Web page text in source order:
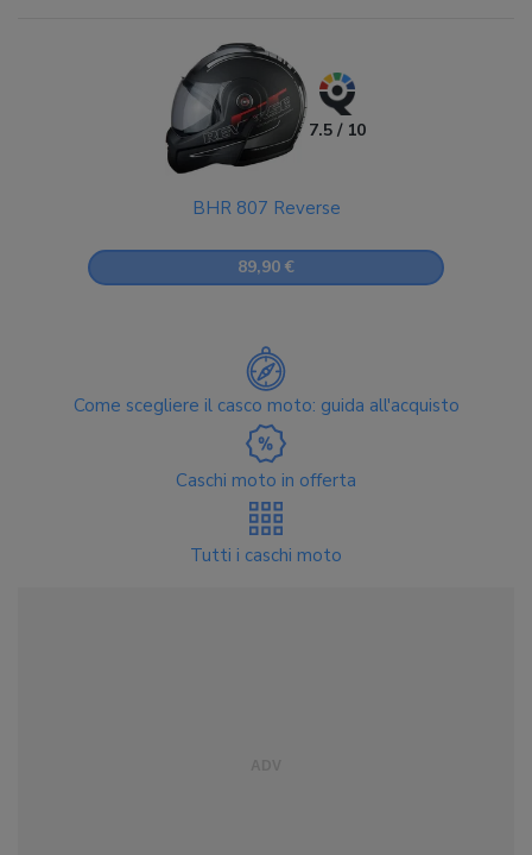
7.5 / 10
BHR 807 Reverse
89,90 €
Come scegliere il casco moto: guida all'acquisto
Caschi moto in offerta
Tutti i caschi moto